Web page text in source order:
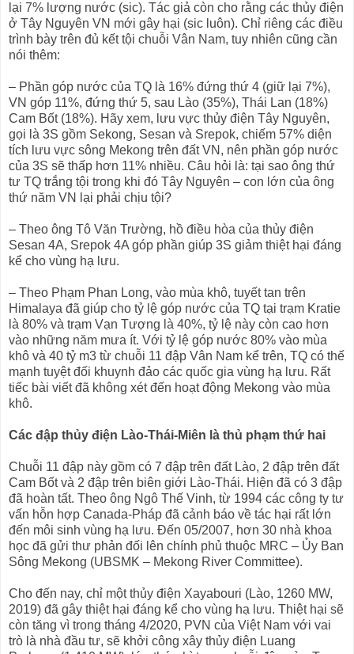
lại 7% lượng nước (sic). Tác giả còn cho rằng các thủy điện
ở Tây Nguyên VN mới gây hại (sic luôn). Chỉ riêng các điều
trình bày trên đủ kết tội chuỗi Vân Nam, tuy nhiên cũng cần
nói thêm:
– Phần góp nước của TQ là 16% đứng thứ 4 (giữ lại 7%),
VN góp 11%, đứng thứ 5, sau Lào (35%), Thái Lan (18%)
Cam Bốt (18%). Hãy xem, lưu vực thủy điện Tây Nguyên,
gọi là 3S gồm Sekong, Sesan và Srepok, chiếm 57% diện
tích lưu vực sông Mekong trên đất VN, nên phần góp nước
của 3S sẽ thấp hơn 11% nhiều. Câu hỏi là: tại sao ông thứ
tư TQ trắng tội trong khi đó Tây Nguyên – con lớn của ông
thứ năm VN lại phải chịu tội?
– Theo ông Tô Văn Trường, hồ điều hòa của thủy điện
Sesan 4A, Srepok 4A góp phần giúp 3S giảm thiệt hại đáng
kể cho vùng hạ lưu.
– Theo Phạm Phan Long, vào mùa khô, tuyết tan trên
Himalaya đã giúp cho tỷ lệ góp nước của TQ tại trạm Kratie
là 80% và trạm Vạn Tượng là 40%, tỷ lệ này còn cao hơn
vào những năm mưa ít. Với tỷ lệ góp nước 80% vào mùa
khô và 40 tỷ m3 từ chuỗi 11 đập Vân Nam kể trên, TQ có thế
mạnh tuyệt đối khuynh đảo các quốc gia vùng hạ lưu. Rất
tiếc bài viết đã không xét đến hoạt động Mekong vào mùa
khô.
Các đập thủy điện Lào-Thái-Miên là thủ phạm thứ hai
Chuỗi 11 đập này gồm có 7 đập trên đất Lào, 2 đập trên đất
Cam Bốt và 2 đập trên biên giới Lào-Thái. Hiện đã có 3 đập
đã hoàn tất. Theo ông Ngô Thế Vinh, từ 1994 các công ty tư
vấn hỗn hợp Canada-Pháp đã cảnh báo về tác hại rất lớn
đến môi sinh vùng hạ lưu. Đến 05/2007, hơn 30 nhà khoa
học đã gửi thư phản đối lên chính phủ thuộc MRC – Ủy Ban
Sông Mekong (UBSMK – Mekong River Committee).
Cho đến nay, chỉ một thủy điện Xayabouri (Lào, 1260 MW,
2019) đã gây thiệt hại đáng kể cho vùng hạ lưu. Thiệt hại sẽ
còn tăng vì trong tháng 4/2020, PVN của Việt Nam với vai
trò là nhà đầu tư, sẽ khởi công xây thủy điện Luang